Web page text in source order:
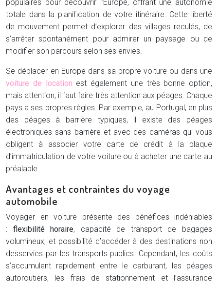
populaires pour découvrir l’Europe, offrant une autonomie
totale dans la planification de votre itinéraire. Cette liberté
de mouvement permet d’explorer des villages reculés, de
s’arrêter spontanément pour admirer un paysage ou de
modifier son parcours selon ses envies.
Se déplacer en Europe dans sa propre voiture ou dans une
voiture de location est également une très bonne option,
mais attention, il faut faire très attention aux péages. Chaque
pays a ses propres règles. Par exemple, au Portugal, en plus
des péages à barrière typiques, il existe des péages
électroniques sans barrière et avec des caméras qui vous
obligent à associer votre carte de crédit à la plaque
d’immatriculation de votre voiture ou à acheter une carte au
préalable.
Avantages et contraintes du voyage
automobile
Voyager en voiture présente des bénéfices indéniables
: flexibilité horaire, capacité de transport de bagages
volumineux, et possibilité d’accéder à des destinations non
desservies par les transports publics. Cependant, les coûts
s’accumulent rapidement entre le carburant, les péages
autoroutiers, les frais de stationnement et l’assurance